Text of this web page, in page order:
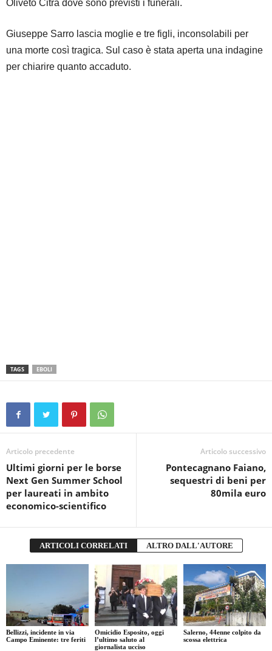
Oliveto Citra dove sono previsti i funerali.
Giuseppe Sarro lascia moglie e tre figli, inconsolabili per
una morte così tragica. Sul caso è stata aperta una indagine
per chiarire quanto accaduto.
TAGS EBOLI
Articolo precedente
Ultimi giorni per le borse
Next Gen Summer School
per laureati in ambito
economico-scientifico
Articolo successivo
Pontecagnano Faiano,
sequestri di beni per
80mila euro
ARTICOLI CORRELATI ALTRO DALL'AUTORE
Bellizzi, incidente in via
Campo Eminente: tre feriti
Omicidio Esposito, oggi
l’ultimo saluto al
giornalista ucciso
Salerno, 44enne colpito da
scossa elettrica